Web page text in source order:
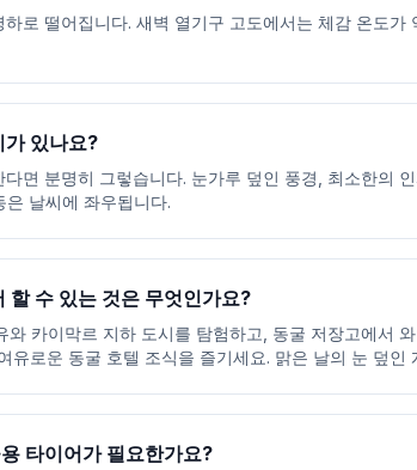
로 떨어집니다. 새벽 열기구 고도에서는 체감 온도가
가 있나요?
면 분명히 그렇습니다. 눈가루 덮인 풍경, 최소한의
날씨에 좌우됩니다.
할 수 있는 것은 무엇인가요?
와 카이막르 지하 도시를 탐험하고, 동굴 저장고에서
유로운 동굴 호텔 조식을 즐기세요. 맑은 날의 눈 덮인
타이어가 필요한가요?